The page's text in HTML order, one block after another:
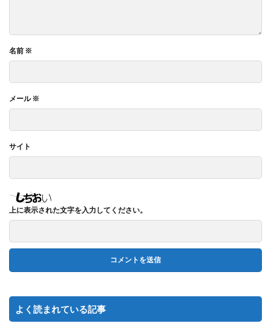
名前 ※
メール※
サイト
上に表示された文字を入力してください。
よく読まれている記事